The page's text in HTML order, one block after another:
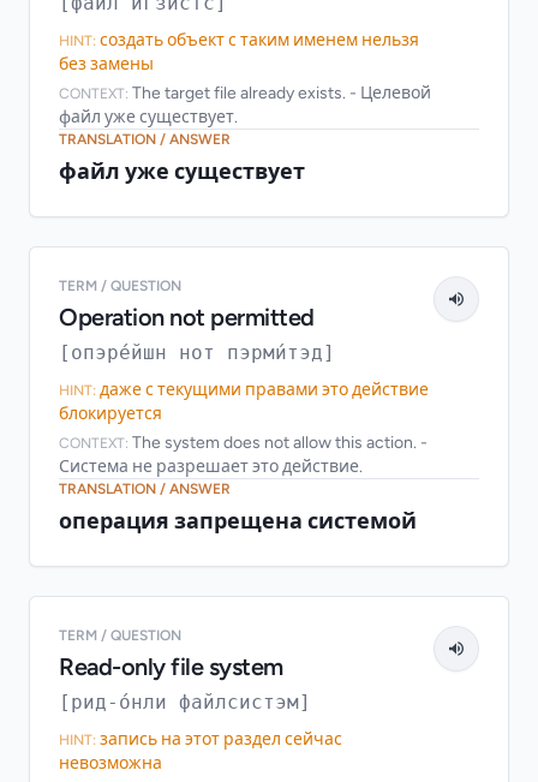
HINT: создать объект с таким именем нельзя
без замены
CONTEXT: The target file already exists. - Целевой
файл уже существует.
TRANSLATION / ANSWER
файл уже существует
TERM / QUESTION
Operation not permitted
[опэре́йшн нот пэрми́тэд]
HINT: даже с текущими правами это действие
блокируется
CONTEXT: The system does not allow this action. -
Система не разрешает это действие.
TRANSLATION / ANSWER
операция запрещена системой
TERM / QUESTION
Read-only file system
[рид-о́нли файлсистэм]
HINT: запись на этот раздел сейчас
невозможна